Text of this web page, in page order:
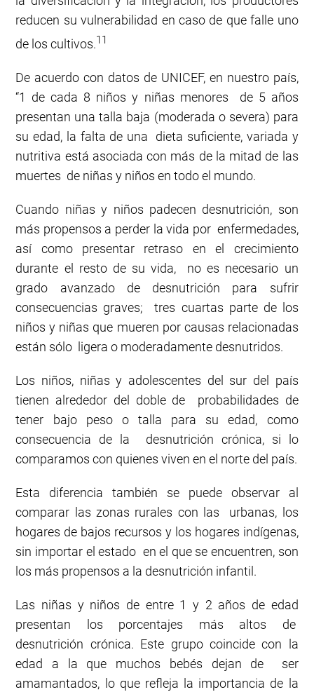
reducen su vulnerabilidad en caso de que falle uno
de los cultivos.11
De acuerdo con datos de UNICEF, en nuestro país,
“1 de cada 8 niños y niñas menores de 5 años
presentan una talla baja (moderada o severa) para
su edad, la falta de una dieta suficiente, variada y
nutritiva está asociada con más de la mitad de las
muertes de niñas y niños en todo el mundo.
Cuando niñas y niños padecen desnutrición, son
más propensos a perder la vida por enfermedades,
así como presentar retraso en el crecimiento
durante el resto de su vida, no es necesario un
grado avanzado de desnutrición para sufrir
consecuencias graves; tres cuartas parte de los
niños y niñas que mueren por causas relacionadas
están sólo ligera o moderadamente desnutridos.
Los niños, niñas y adolescentes del sur del país
tienen alrededor del doble de probabilidades de
tener bajo peso o talla para su edad, como
consecuencia de la desnutrición crónica, si lo
comparamos con quienes viven en el norte del país.
Esta diferencia también se puede observar al
comparar las zonas rurales con las urbanas, los
hogares de bajos recursos y los hogares indígenas,
sin importar el estado en el que se encuentren, son
los más propensos a la desnutrición infantil.
Las niñas y niños de entre 1 y 2 años de edad
presentan los porcentajes más altos de
desnutrición crónica. Este grupo coincide con la
edad a la que muchos bebés dejan de ser
amamantados, lo que refleja la importancia de la